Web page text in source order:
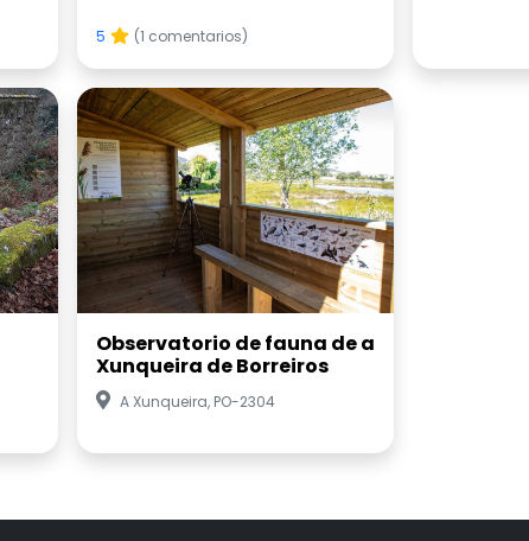
5 (1 comentarios)
Observatorio de fauna de a
Xunqueira de Borreiros
A Xunqueira, PO-2304